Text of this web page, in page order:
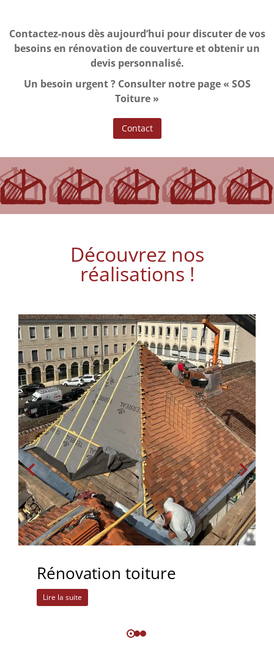
Contactez-nous dès aujourd’hui pour discuter de vos
besoins en rénovation de couverture et obtenir un
devis personnalisé.
Un besoin urgent ? Consulter notre page « SOS
Toiture »
Contact
Découvrez nos
réalisations !
Rénovation toiture
Lire la suite